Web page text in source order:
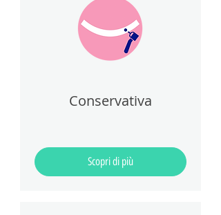
Conservativa
Scopri di più